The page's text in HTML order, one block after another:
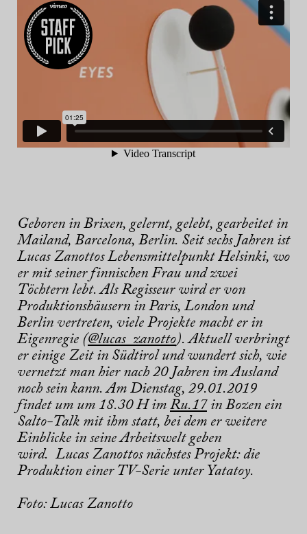
Geboren in Brixen, gelernt, gelebt, gearbeitet in
Mailand, Barcelona, Berlin. Seit sechs Jahren ist
Lucas Zanottos Lebensmittelpunkt Helsinki, wo
er mit seiner finnischen Frau und zwei
Töchtern lebt. Als Regisseur wird er von
Produktionshäusern in Paris, London und
Berlin vertreten, viele Projekte macht er in
Eigenregie (@lucas_zanotto). Aktuell verbringt
er einige Zeit in Südtirol und wundert sich, wie
vernetzt man hier nach 20 Jahren im Ausland
noch sein kann. Am Dienstag, 29.01.2019
findet um um 18.30 H im Ru.17in Bozen ein
Salto-Talk mit ihm statt, bei dem er weitere
Einblicke in seine Arbeitswelt geben
wird. Lucas Zanottos nächstes Projekt: die
Produktion einer TV-Serie unter Yatatoy.
Foto: Lucas Zanotto